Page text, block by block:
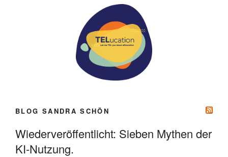
BLOG SANDRA SCHÖN
Wiederveröffentlicht: Sieben Mythen der
KI-Nutzung.